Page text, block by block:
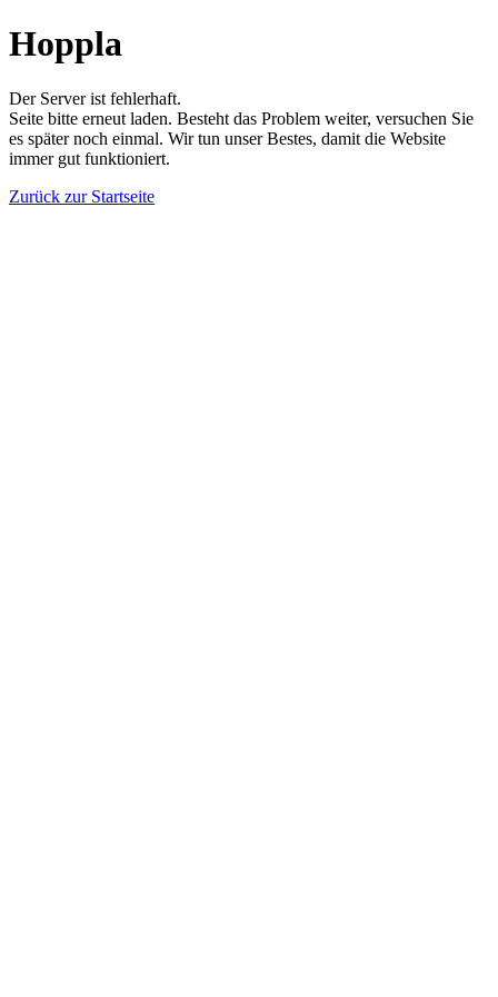
Hoppla
Der Server ist fehlerhaft.
Seite bitte erneut laden. Besteht das Problem weiter, versuchen Sie
es später noch einmal. Wir tun unser Bestes, damit die Website
immer gut funktioniert.
Zurück zur Startseite